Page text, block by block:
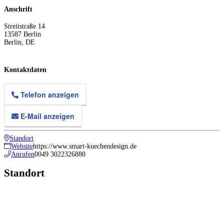
Anschrift
Streitstraße 14
13587 Berlin
Berlin, DE
Kontaktdaten
Telefon anzeigen
E-Mail anzeigen
Standort
Websitehttps://www.smart-kuechendesign.de
Anrufen0049 3022326880
Standort